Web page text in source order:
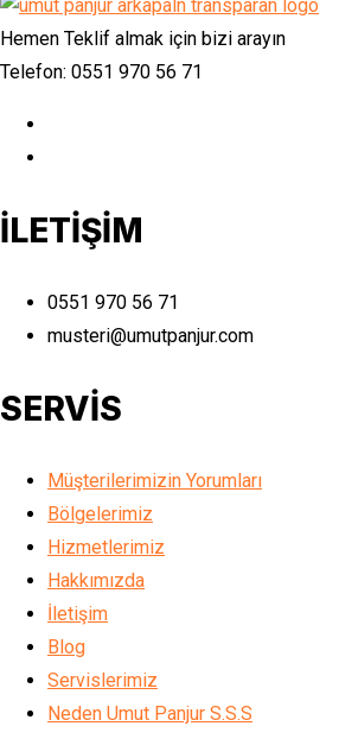
Hemen Teklif almak için bizi arayın
Telefon: 0551 970 56 71
İLETİŞİM
0551 970 56 71
musteri@umutpanjur.com
SERVİS
Müşterilerimizin Yorumları
Bölgelerimiz
Hizmetlerimiz
Hakkımızda
İletişim
Blog
Servislerimiz
Neden Umut Panjur S.S.S